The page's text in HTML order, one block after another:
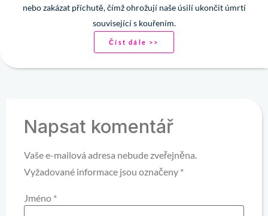
nebo zakázat příchutě, čímž ohrožují naše úsilí ukončit úmrtí
související s kouřením.
Číst dále >>
Napsat komentář
Vaše e-mailová adresa nebude zveřejněna.
Vyžadované informace jsou označeny *
Jméno *